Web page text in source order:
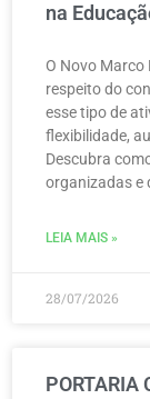
na
O Novo Marco
respeito do
esse tipo de
flexibilidade,
Descubra
organizadas e
LEIA MAIS »
28/07/2026
PORTARIA